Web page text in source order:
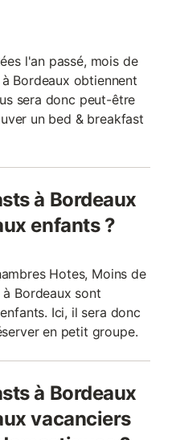
l'an passé, mois de
Bordeaux obtiennent
sera donc peut-être
un bed & breakfast
à Bordeaux
enfants ?
Hotes, Moins de
Bordeaux sont
Ici, il sera donc
en petit groupe.
à Bordeaux
vacanciers